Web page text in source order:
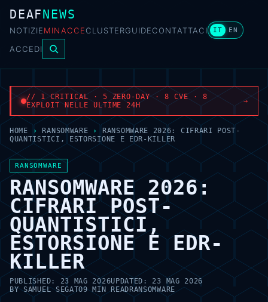
DEAFNEWS
NOTIZIEMINACCECLUSTERGUIDECONTATTACI IT EN
ACCEDI
// 1 CRITICAL · 5 ZERO-DAY · 8 CVE · 8
EXPLOIT NELLE ULTIME 24H
→
HOME › RANSOMWARE ›
RANSOMWARE 2026: CIFRARI POST-
QUANTISTICI, ESTORSIONE E EDR-KILLER
RANSOMWARE
RANSOMWARE 2026:
CIFRARI POST-
QUANTISTICI,
ESTORSIONE E EDR-
KILLER
PUBLISHED: 23 MAG 2026UPDATED: 23 MAG 2026
BYSAMUEL SEGATO9 MIN READ RANSOMWARE